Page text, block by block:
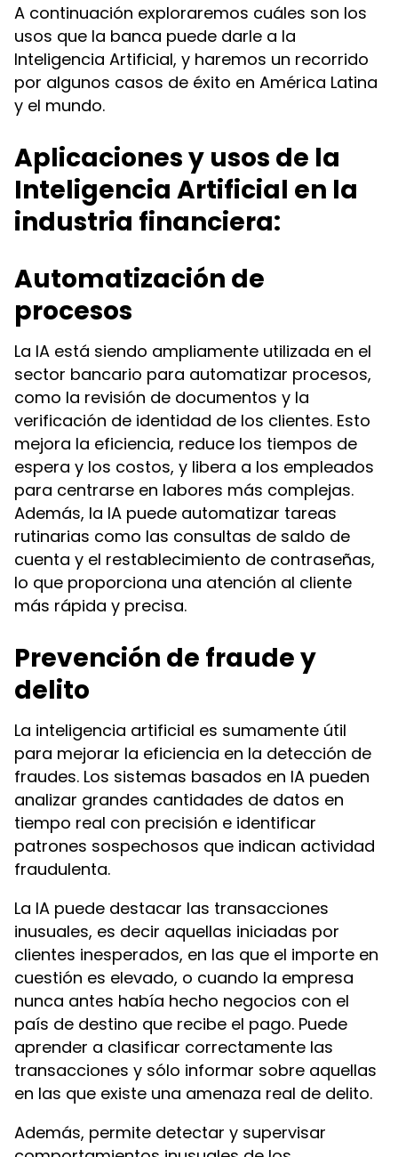
A continuación exploraremos cuáles son los
usos que la banca puede darle a la
Inteligencia Artificial, y haremos un recorrido
por algunos casos de éxito en América Latina
y el mundo.
Aplicaciones y usos de la
Inteligencia Artificial en la
industria financiera:
Automatización de
procesos
La IA está siendo ampliamente utilizada en el
sector bancario para automatizar procesos,
como la revisión de documentos y la
verificación de identidad de los clientes. Esto
mejora la eficiencia, reduce los tiempos de
espera y los costos, y libera a los empleados
para centrarse en labores más complejas.
Además, la IA puede automatizar tareas
rutinarias como las consultas de saldo de
cuenta y el restablecimiento de contraseñas,
lo que proporciona una atención al cliente
más rápida y precisa.
Prevención de fraude y
delito
La inteligencia artificial es sumamente útil
para mejorar la eficiencia en la detección de
fraudes. Los sistemas basados en IA pueden
analizar grandes cantidades de datos en
tiempo real con precisión e identificar
patrones sospechosos que indican actividad
fraudulenta.
La IA puede destacar las transacciones
inusuales, es decir aquellas iniciadas por
clientes inesperados, en las que el importe en
cuestión es elevado, o cuando la empresa
nunca antes había hecho negocios con el
país de destino que recibe el pago. Puede
aprender a clasificar correctamente las
transacciones y sólo informar sobre aquellas
en las que existe una amenaza real de delito.
Además, permite detectar y supervisar